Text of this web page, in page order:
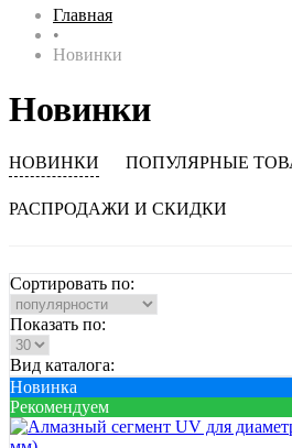
Главная
•
Новинки
Новинки
НОВИНКИ ПОПУЛЯРНЫЕ
РАСПРОДАЖИ И СКИДКИ
Сортировать по:
Показать по:
Вид каталога:
Новинка
Рекомендуем